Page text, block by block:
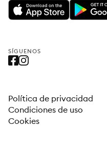
SÍGUENOS
Política de privacidad
Condiciones de uso
Cookies